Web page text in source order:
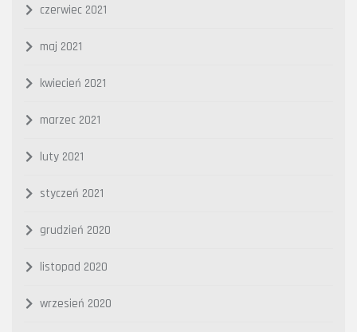
czerwiec 2021
maj 2021
kwiecień 2021
marzec 2021
luty 2021
styczeń 2021
grudzień 2020
listopad 2020
wrzesień 2020